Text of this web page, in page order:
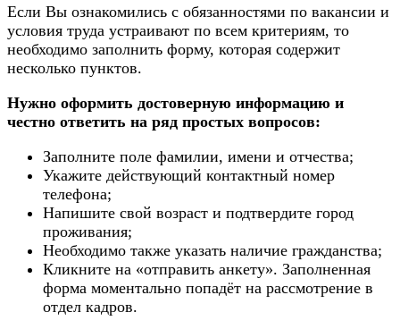
Если Вы ознакомились с обязанностями по вакансии и
условия труда устраивают по всем критериям, то
необходимо заполнить форму, которая содержит
несколько пунктов.
Нужно оформить достоверную информацию и
честно ответить на ряд простых вопросов:
Заполните поле фамилии, имени и отчества;
Укажите действующий контактный номер
телефона;
Напишите свой возраст и подтвердите город
проживания;
Необходимо также указать наличие гражданства;
Кликните на «отправить анкету». Заполненная
форма моментально попадёт на рассмотрение в
отдел кадров.